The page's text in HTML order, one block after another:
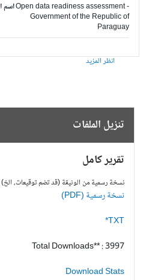
اسمOpen data readiness assessment -
Government of the Republic of
Paraguay
انظر المزيد
تنزيل الملفات
تقرير كامل
نسخة رسمية من الوثيقة (قد تضم توقيعات، الخ)
نسخة رسمية (PDF)
TXT*
Total Downloads** : 3997
Download Stats